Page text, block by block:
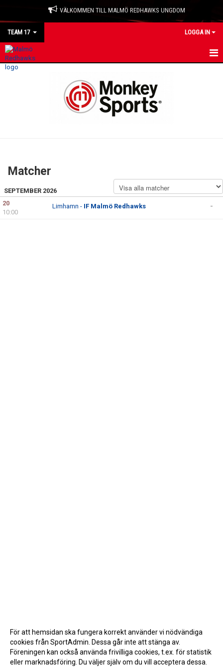
VÄLKOMMEN TILL MALMÖ REDHAWKS UNGDOM
TEAM 17 LOGGA IN
HEM
DOKUMENT
Matcher
SEPTEMBER 2026
20
10:00
Limhamn - IF Malmö Redhawks -
För att hemsidan ska fungera korrekt använder vi nödvändiga
cookies från SportAdmin. Dessa går inte att stänga av.
Föreningen kan också använda frivilliga cookies, t.ex. för statistik
eller marknadsföring. Du väljer själv om du vill acceptera dessa.